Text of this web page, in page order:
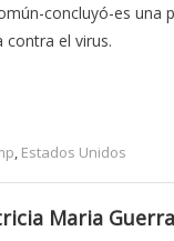
concluyó-es una
contra el virus.
, Estados Unidos
Maria